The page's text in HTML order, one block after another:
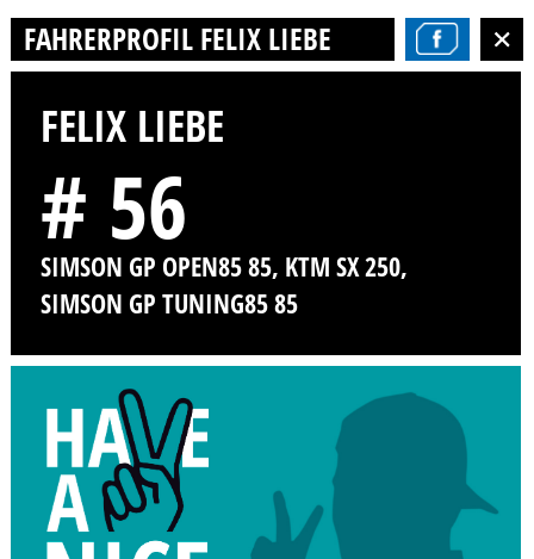
FAHRERPROFIL FELIX LIEBE
FELIX LIEBE
# 56
SIMSON GP OPEN85 85, KTM SX 250,
SIMSON GP TUNING85 85